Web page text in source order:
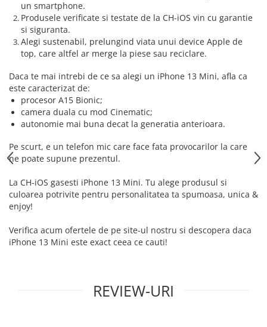
iPad
iPad Air 11 M3 (2025)
iPad Air 13 M3 (2025)
Mac
iMac
MacBook Air
Neo
Căști și boxe portabile
iPad Air 1, 9.7" (2013)
iPad Air 2, 9.7" (2014)
iPad Air 3, 10.5" (2019)
iPad Air 5, 10.9" (2022)
iPad Gen. 10, 10.9" (2022)
iPad Gen. 11, A16 (2025)
iPad Gen. 2 (2011)
iPad Gen. 3 (2012)
iPad Gen. 4 (2012)
iPad Gen. 6, 9.7" (2018)
iPad Gen. 7, 10.2" (2019)
iPad Gen. 9, 10.2" (2021)
un smartphone.
Produsele verificate si testate de la CH-iOS vin cu garantie
si siguranta.
Alegi sustenabil, prelungind viata unui device Apple de
top, care altfel ar merge la piese sau reciclare.
Daca te mai intrebi de ce sa alegi un iPhone 13 Mini, afla ca
este caracterizat de:
procesor A15 Bionic;
camera duala cu mod Cinematic;
autonomie mai buna decat la generatia anterioara.
Pe scurt, e un telefon mic care face fata provocarilor la care
ne poate supune prezentul.
La CH-iOS gasesti iPhone 13 Mini. Tu alege produsul si
culoarea potrivite pentru personalitatea ta spumoasa, unica &
enjoy!
Verifica acum ofertele de pe site-ul nostru si descopera daca
iPhone 13 Mini este exact ceea ce cauti!
REVIEW-URI